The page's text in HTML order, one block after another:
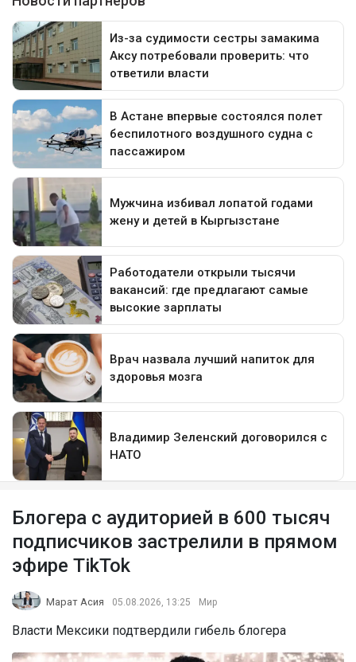
Блогера с аудиторией в 600 тысяч
подписчиков застрелили в прямом
эфире TikTok
Марат Асия 05.08.2026, 13:25 Мир
Власти Мексики подтвердили гибель блогера